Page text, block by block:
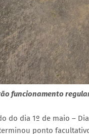
funcionamento
do dia 1º de maio –
ponto